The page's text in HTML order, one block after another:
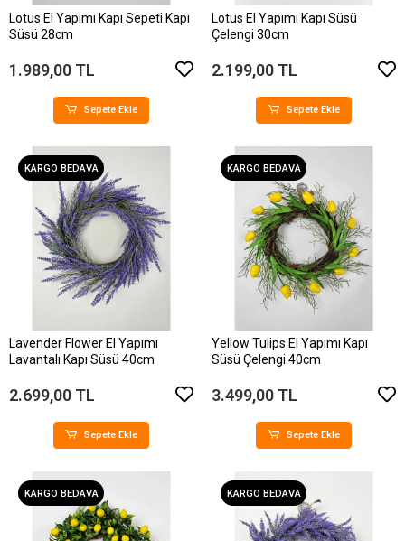
Lotus El Yapımı Kapı Sepeti Kapı
Süsü 28cm
1.989,00 TL
Sepete Ekle
Lotus El Yapımı Kapı Süsü
Çelengi 30cm
2.199,00 TL
Sepete Ekle
KARGO BEDAVA
Lavender Flower El Yapımı
Lavantalı Kapı Süsü 40cm
2.699,00 TL
Sepete Ekle
KARGO BEDAVA
Yellow Tulips El Yapımı Kapı
Süsü Çelengi 40cm
3.499,00 TL
Sepete Ekle
KARGO BEDAVA KARGO BEDAVA